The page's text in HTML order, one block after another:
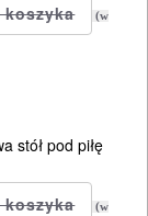
(w
stół pod piłę
(w